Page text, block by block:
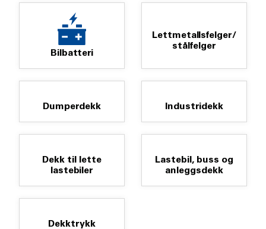
Bilbatteri
Lettmetallsfelger/
stålfelger
Dumperdekk Industridekk
Dekk til lette
lastebiler
Lastebil, buss og
anleggsdekk
Dekktrykk